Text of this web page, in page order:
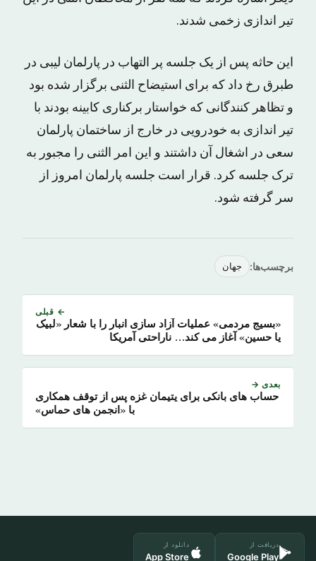
تیر اندازی زخمی شدند.
این حاثه پس از یک جلسه پر التهاب در پارلمان لیبی در
طبرق رخ داد که برای استیضاح الثنی برگزار شده بود
و تظاهر کنندگانی که خواستار برکناری کابینه بودند با
تیر اندازی به خودرویی در خارج از ساختمان پارلمان
سعی در اشغال آن داشتند و این امر الثنی را مجبور به
ترک جلسه کرد. قرار است جلسه پارلمان امروز از
سر گرفته شود.
برچسب‌ها: جهان
← قبلی
«بسیج مردمی» عملیات آزاد سازی انبار را با شعار «لبیک
یا حسین» آغاز می کند… ناراحتی آمریکا
بعدی →
حساب های بانکی برای یتیمان غزه پس از توقف همکاری
با «انجمن های حماس»
دریافت از
Google Play
دانلود از
App Store